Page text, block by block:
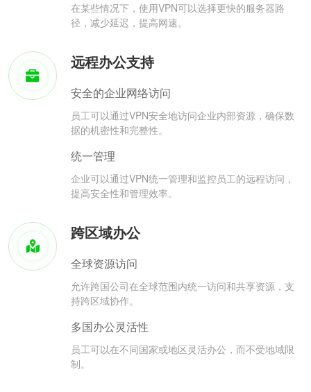
在某些情况下，使用VPN可以选择更快的服务器路
径，减少延迟，提高网速。
远程办公支持
安全的企业网络访问
员工可以通过VPN安全地访问企业内部资源，确保数
据的机密性和完整性。
统一管理
企业可以通过VPN统一管理和监控员工的远程访问，
提高安全性和管理效率。
跨区域办公
全球资源访问
允许跨国公司在全球范围内统一访问和共享资源，支
持跨区域协作。
多国办公灵活性
员工可以在不同国家或地区灵活办公，而不受地域限
制。